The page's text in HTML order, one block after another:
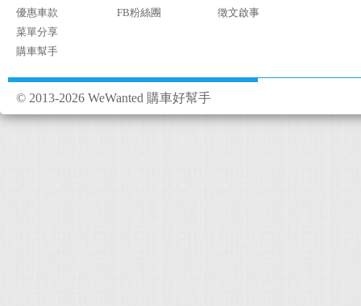
優惠車款
菜單分享
購車幫手
FB粉絲團
徵文啟事
© 2013-2026 WeWanted 購車好幫手